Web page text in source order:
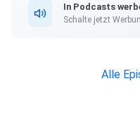
In Podcasts
Schalte jetzt
Alle